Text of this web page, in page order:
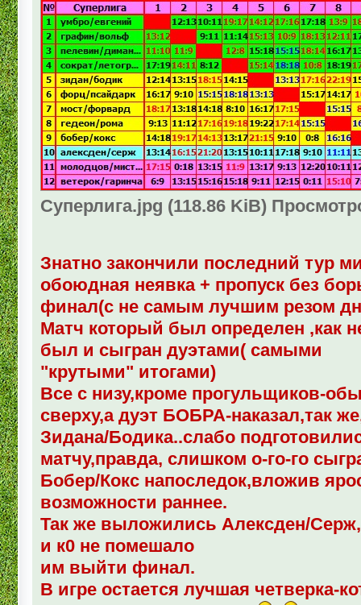
Суперлига.jpg (118.86 KiB)
Знатно закончили последний тур
обоюдная неявка + пропуск без
финал(с не самым лучшим резом
Матч который был определен ,как
был и сыгран дуэтами( самыми
"крутыми" итогами)
Все с низу,кроме прогульщиков-
сверху,а дуэт БОБРА-наказал,так
Зидана/Бодика..слабо
матчу,правда, слишком о-го-го
Бобер/Кокс напоследок,вложив
возможности раннее.
Так же выложились Алексден/
и к0 не помешало
им выйти финал.
В игре остается лучшая четверка-